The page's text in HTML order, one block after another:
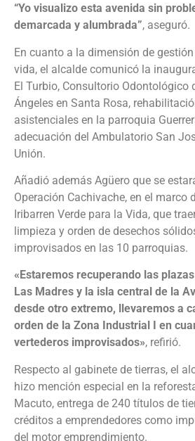
“Yo visualizo esta avenida sin
demarcada y alumbrada”, aseguró.
En cuanto a la dimensión de
vida, el alcalde comunicó la
El Turbio, Consultorio Odontológico
Ángeles en Santa Rosa,
asistenciales en la parroquia
adecuación del Ambulatorio San
Unión.
Añadió además Agüero que se
Operación Cachivache, en el marco
Iribarren Verde para la Vida, que
limpieza y orden de desechos
improvisados en las 10 parroquias.
«Estaremos recuperando las
Las Madres y la isla central de la
desde otro extremo, llevaremos a
orden de la Zona Industrial I en
vertederos improvisados», refirió.
Respecto al gabinete de tierras, el
hizo mención especial en la
Macuto, entrega de 240 títulos de
créditos a emprendedores como
del motor emprendimiento.